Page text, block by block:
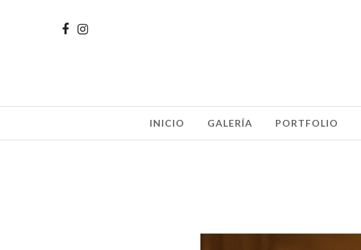
INICIO GALERÍA PORTFOLIO